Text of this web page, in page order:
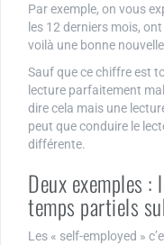
Par exemple, on vous
les 12 derniers mois,
voilà une bonne
Sauf que ce chiffre est
lecture parfaitement
dire cela mais une
peut que conduire le
différente.
Deux exemples
temps partiels
Les « self-employed »